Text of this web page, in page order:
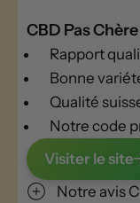
CBD Pas Chère
Rapport
Bonne
Qualité
Notre code
Visiter le site
Notre avis